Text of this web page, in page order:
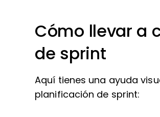
Cómo llevar a
de sprint
Aquí tienes una ayuda
planificación de sprint: